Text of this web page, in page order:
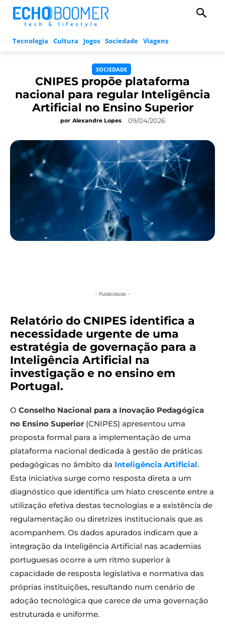
Tecnologia Cultura Jogos Sociedade Viagens
SOCIEDADE
CNIPES propõe plataforma
nacional para regular Inteligência
Artificial no Ensino Superior
por Alexandre Lopes 09/04/2026
- Publicidade -
Relatório do CNIPES identifica a
necessidade urgente de uma
estratégia de governação para a
Inteligência Artificial na
investigação e no ensino em
Portugal.
O Conselho Nacional para a Inovação Pedagógica
no Ensino Superior (CNIPES) apresentou uma
proposta formal para a implementação de uma
plataforma nacional dedicada à gestão de práticas
pedagógicas no âmbito da Inteligência Artificial.
Esta iniciativa surge como resposta direta a um
diagnóstico que identifica um hiato crescente entre a
utilização efetiva destas tecnologias e a existência de
regulamentação ou diretrizes institucionais que as
acompanhem. Os dados apurados indicam que a
integração da Inteligência Artificial nas academias
portuguesas ocorre a um ritmo superior à
capacidade de resposta legislativa e normativa das
próprias instituições, resultando num cenário de
adoção tecnológica que carece de uma governação
estruturada e uniforme.